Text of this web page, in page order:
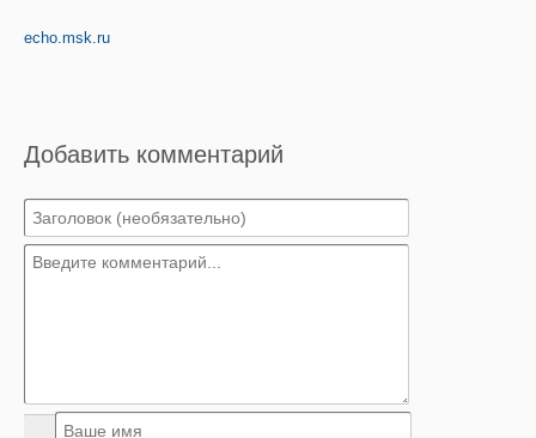
echo.msk.ru
Добавить комментарий